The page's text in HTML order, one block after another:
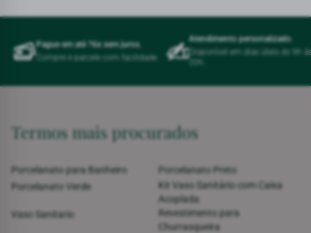
Pague em até ?6x sem juros.
Compre e parcele com facilidade.
Atendimento personalizado.
Disponível em dias úteis ds 9h
Termos mais procurados
Porcelanato para Banheiro
Porcelanato Preto
Porcelanato Verde
Kit Vaso Sanitário com Caixa
Acoplada
Vaso Sanitario
Revestimento para
Churrasqueira